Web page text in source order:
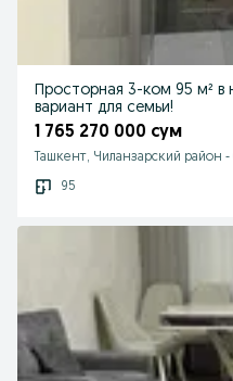
Просторная 3-ком 95 м² в
вариант для семьи!
1 765 270 000 сум
Ташкент, Чиланзарский район -
95